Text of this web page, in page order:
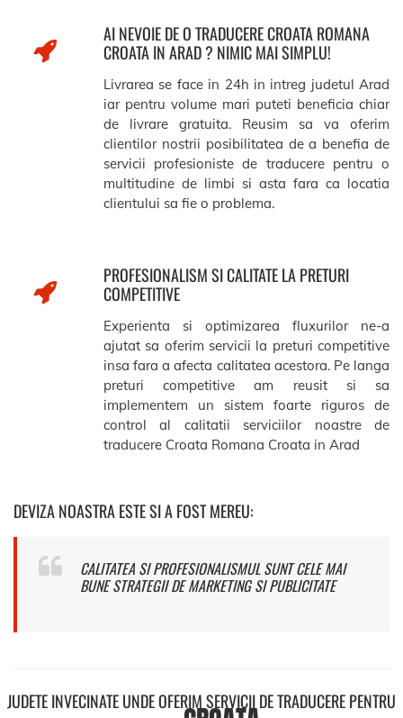
AI NEVOIE DE O TRADUCERE CROATA ROMANA
CROATA IN ARAD ? NIMIC MAI SIMPLU!
Livrarea se face in 24h in intreg judetul Arad
iar pentru volume mari puteti beneficia chiar
de livrare gratuita. Reusim sa va oferim
clientilor nostrii posibilitatea de a benefia de
servicii profesioniste de traducere pentru o
multitudine de limbi si asta fara ca locatia
clientului sa fie o problema.
PROFESIONALISM SI CALITATE LA PRETURI
COMPETITIVE
Experienta si optimizarea fluxurilor ne-a
ajutat sa oferim servicii la preturi competitive
insa fara a afecta calitatea acestora. Pe langa
preturi competitive am reusit si sa
implementem un sistem foarte riguros de
control al calitatii serviciilor noastre de
traducere Croata Romana Croata in Arad
DEVIZA NOASTRA ESTE SI A FOST MEREU:
CALITATEA SI PROFESIONALISMUL SUNT CELE MAI
BUNE STRATEGII DE MARKETING SI PUBLICITATE
JUDETE INVECINATE UNDE OFERIM SERVICII DE TRADUCERE PENTRU